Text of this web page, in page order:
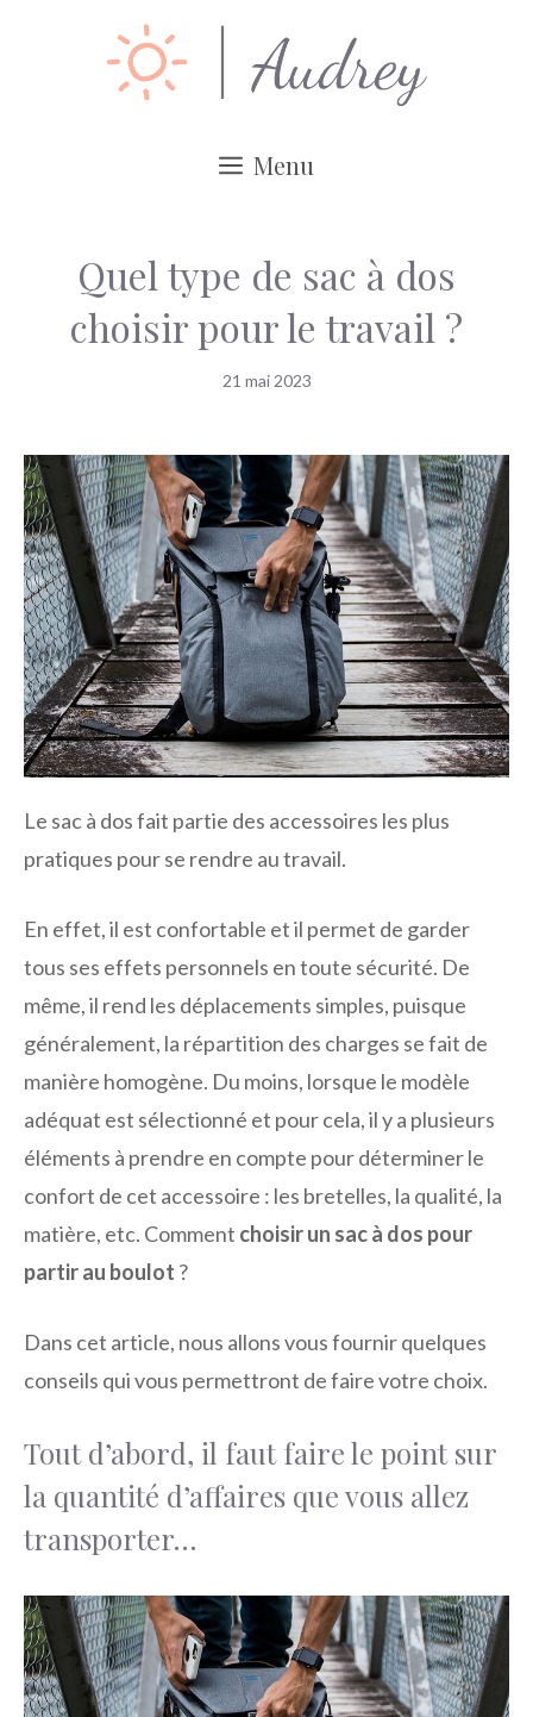
Menu
Quel type de sac à dos
choisir pour le travail ?
21 mai 2023
Le sac à dos fait partie des accessoires les plus
pratiques pour se rendre au travail.
En effet, il est confortable et il permet de garder
tous ses effets personnels en toute sécurité. De
même, il rend les déplacements simples, puisque
généralement, la répartition des charges se fait de
manière homogène. Du moins, lorsque le modèle
adéquat est sélectionné et pour cela, il y a plusieurs
éléments à prendre en compte pour déterminer le
confort de cet accessoire : les bretelles, la qualité, la
matière, etc. Comment choisir un sac à dos pour
partir au boulot ?
Dans cet article, nous allons vous fournir quelques
conseils qui vous permettront de faire votre choix.
Tout d’abord, il faut faire le point sur
la quantité d’affaires que vous allez
transporter…